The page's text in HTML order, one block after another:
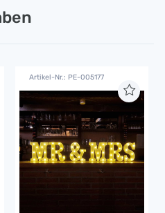
Artikel-Nr.: PE-005177